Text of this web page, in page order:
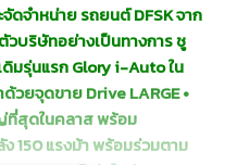
จัดจำหน่าย รถยนต์DFSK จาก
วบริษัทอย่างเป็นทางการ ชู
มรุ่นแรก Glory i-Auto ใน
วยจุดขาย Drive LARGE •
ที่สุดในคลาส พร้อม
150 แรงม้า พร้อมร่วมตาม